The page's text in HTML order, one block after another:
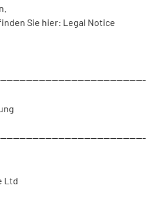
Sie hier: Legal Notice
Ltd